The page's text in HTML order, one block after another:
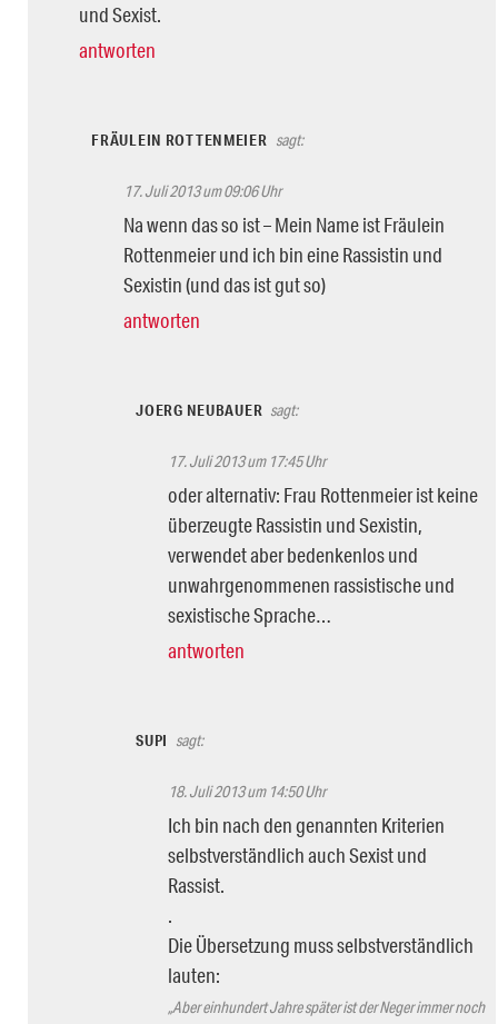
und Sexist.
antworten
FRÄULEIN ROTTENMEIER sagt:
17. Juli 2013 um 09:06 Uhr
Na wenn das so ist – Mein Name ist Fräulein
Rottenmeier und ich bin eine Rassistin und
Sexistin (und das ist gut so)
antworten
JOERG NEUBAUER sagt:
17. Juli 2013 um 17:45 Uhr
oder alternativ: Frau Rottenmeier ist keine
überzeugte Rassistin und Sexistin,
verwendet aber bedenkenlos und
unwahrgenommenen rassistische und
sexistische Sprache…
antworten
SUPI sagt:
18. Juli 2013 um 14:50 Uhr
Ich bin nach den genannten Kriterien
selbstverständlich auch Sexist und
Rassist.
.
Die Übersetzung muss selbstverständlich
lauten:
„Aber einhundert Jahre später ist der Neger immer noch